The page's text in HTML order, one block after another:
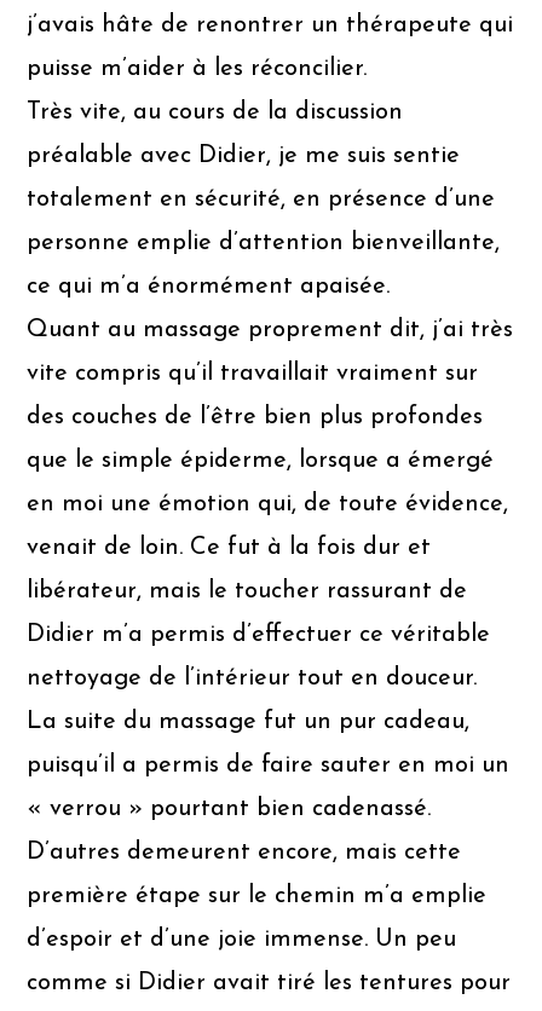
j’avais hâte de renontrer un thérapeute qui
puisse m’aider à les réconcilier.
Très vite, au cours de la discussion
préalable avec Didier, je me suis sentie
totalement en sécurité, en présence d’une
personne emplie d’attention bienveillante,
ce qui m’a énormément apaisée.
Quant au massage proprement dit, j’ai très
vite compris qu’il travaillait vraiment sur
des couches de l’être bien plus profondes
que le simple épiderme, lorsque a émergé
en moi une émotion qui, de toute évidence,
venait de loin. Ce fut à la fois dur et
libérateur, mais le toucher rassurant de
Didier m’a permis d’effectuer ce véritable
nettoyage de l’intérieur tout en douceur.
La suite du massage fut un pur cadeau,
puisqu’il a permis de faire sauter en moi un
« verrou » pourtant bien cadenassé.
D’autres demeurent encore, mais cette
première étape sur le chemin m’a emplie
d’espoir et d’une joie immense. Un peu
comme si Didier avait tiré les tentures pour